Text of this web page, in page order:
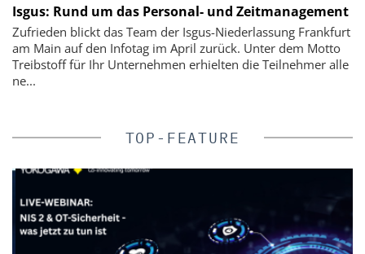
Isgus: Rund um das Personal- und Zeitmanagement
Zufrieden blickt das Team der Isgus-Niederlassung Frankfurt
am Main auf den Infotag im April zurück. Unter dem Motto
Treibstoff für Ihr Unternehmen erhielten die Teilnehmer alle
ne...
TOP-FEATURE